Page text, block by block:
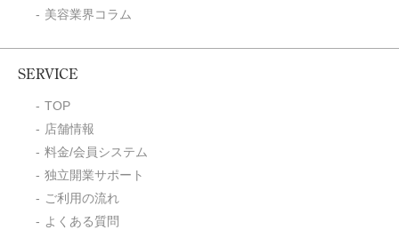
美容業界コラム
SERVICE
TOP
店舗情報
料金/会員システム
独立開業サポート
ご利用の流れ
よくある質問